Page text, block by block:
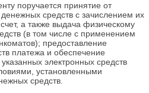
поручается принятие от
средств с зачислением их
а также выдача физическому
(в том числе с применением
предоставление
платежа и обеспечение
электронных средств
установленными
средств.